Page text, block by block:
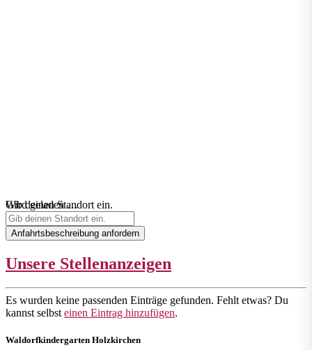
Wird geladen …
Gib deinen Standort ein.
Anfahrtsbeschreibung anfordern
Unsere Stellenanzeigen
Es wurden keine passenden Einträge gefunden. Fehlt etwas? Du
kannst selbst einen Eintrag hinzufügen.
Waldorfkindergarten Holzkirchen